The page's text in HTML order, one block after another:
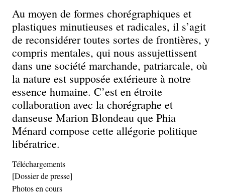
Au moyen de formes chorégraphiques et
plastiques minutieuses et radicales, il s’agit
de reconsidérer toutes sortes de frontières, y
compris mentales, qui nous assujettissent
dans une société marchande, patriarcale, où
la nature est supposée extérieure à notre
essence humaine. C’est en étroite
collaboration avec la chorégraphe et
danseuse Marion Blondeau que Phia
Ménard compose cette allégorie politique
libératrice.
Téléchargements
[Dossier de presse]
Photos en cours